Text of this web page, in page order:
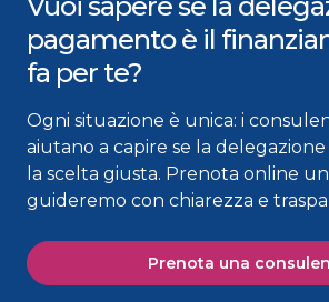
pagamento è il
fa per te?
Ogni situazione è unica: i
aiutano a capire se la
la scelta giusta. Prenota online
guideremo con chiarezza e
Prenota una